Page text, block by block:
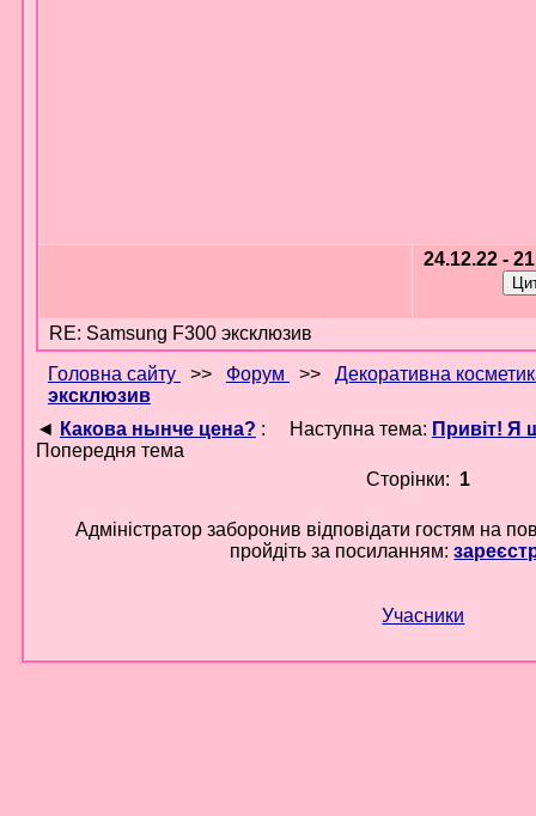
24.12.22 -
RE: Samsung F300 эксклюзив
Головна сайту
>> Форум >> Декоративна
эксклюзив
◄ Какова нынче цена? :
Попередня тема
Наступна тема: Привіт! Я
Сторінки: 1
Адміністратор заборонив відповідати гостям на
пройдіть за посиланням:
Учасники